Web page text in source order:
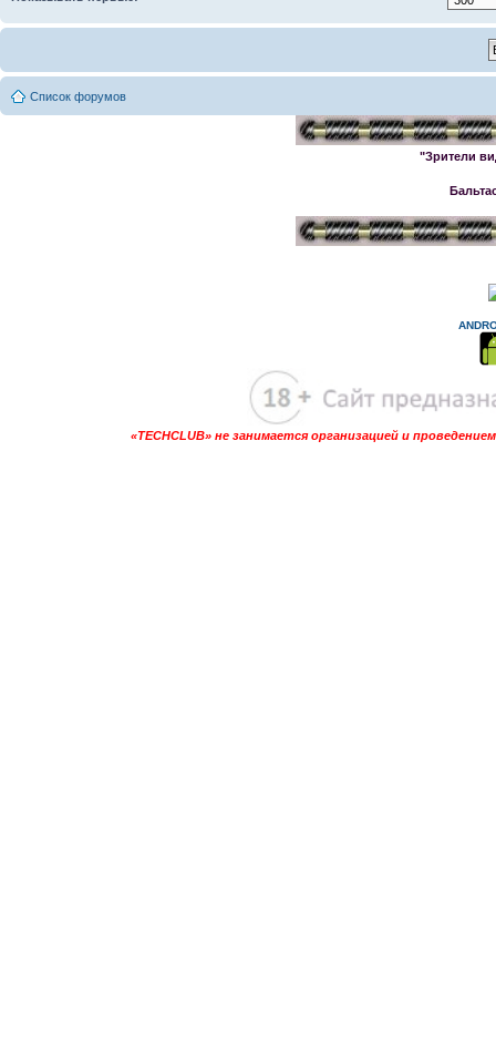
Список форумов
"Зрители
«TECHCLUB» не занимается организацией и